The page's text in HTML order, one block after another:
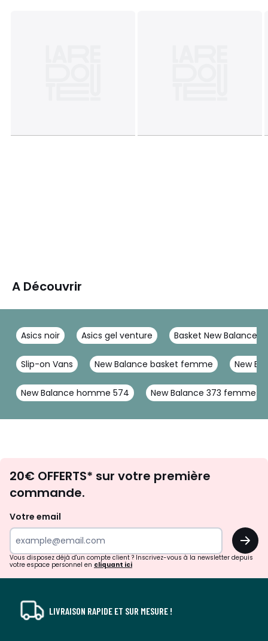
A Découvrir
Asics noir Asics gel venture Basket New Balance
Slip-on Vans New Balance basket femme New
New Balance homme 574 New Balance 373 femme
d'inspirations
surprises?
20€ OFFERTS* sur votre première
commande.
Votre email
OK
Vous disposez déjà d'un compte client ? Inscrivez-vous à la newsletter depuis
votre espace personnel en cliquant ici
LIVRAISON RAPIDE ET SUR MESURE !